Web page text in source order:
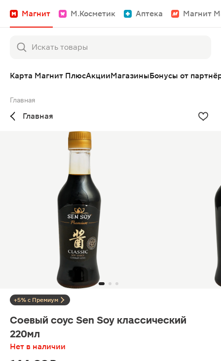
Магнит М.Косметик Аптека Магнит
Карта Магнит ПлюсАкцииМагазиныБонусы от
Главная
Главная
+5% с Премиум
Соевый соус Sen Soy классический
220мл
Нет в наличии